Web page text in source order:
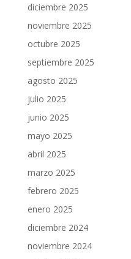
diciembre 2025
noviembre 2025
octubre 2025
septiembre 2025
agosto 2025
julio 2025
junio 2025
mayo 2025
abril 2025
marzo 2025
febrero 2025
enero 2025
diciembre 2024
noviembre 2024